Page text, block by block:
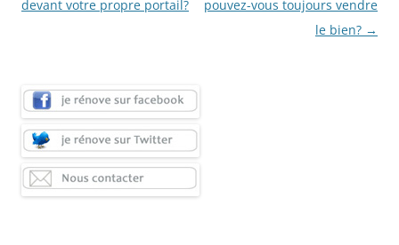
articles
devant votre propre portail?
pouvez-vous toujours vendre
le bien? →